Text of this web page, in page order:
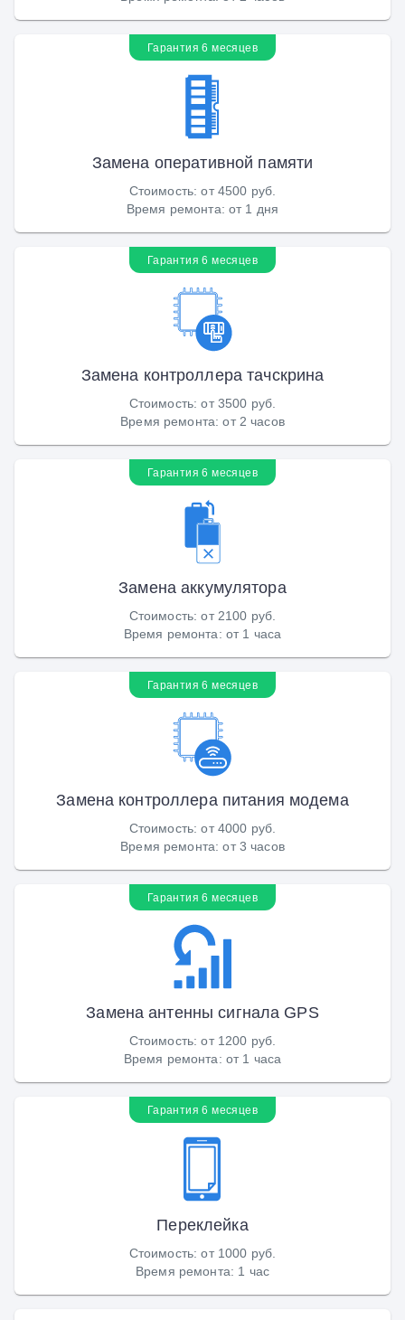
Гарантия 6 месяцев
Замена оперативной памяти
Стоимость:от 4500 руб.
Время ремонта:от 1 дня
Гарантия 6 месяцев
Замена контроллера тачскрина
Стоимость:от 3500 руб.
Время ремонта:от 2 часов
Гарантия 6 месяцев
Замена аккумулятора
Стоимость:от 2100 руб.
Время ремонта: от 1 часа
Гарантия 6 месяцев
Замена контроллера питания модема
Стоимость:от 4000 руб.
Время ремонта:от 3 часов
Гарантия 6 месяцев
Замена антенны сигнала GPS
Стоимость:от 1200 руб.
Время ремонта: от 1 часа
Гарантия 6 месяцев
Переклейка
Стоимость:от 1000 руб.
Время ремонта: 1 час